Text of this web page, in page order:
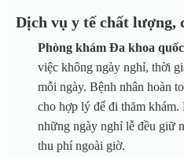
Dịch vụ y tế chất lượng,
Phòng khám Đa khoa
việc không ngày nghỉ, thời
mỗi ngày. Bệnh nhân hoàn
cho hợp lý để đi thăm
những ngày nghỉ lễ đều giữ
thu phí ngoài giờ.